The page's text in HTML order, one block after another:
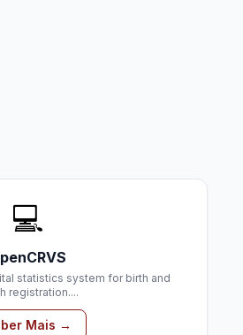
💻
statistics system for birth and
registration....
Mais →